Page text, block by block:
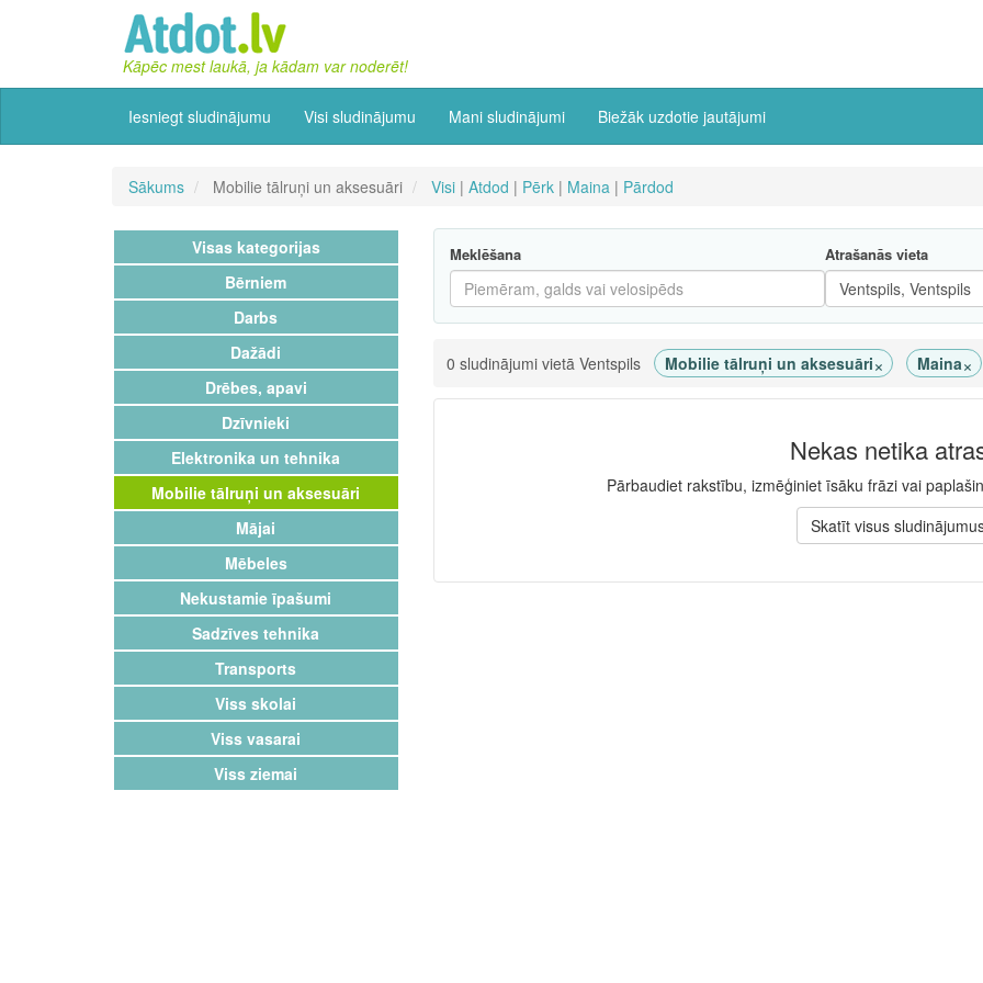
Kāpēc mest laukā, ja kādam var noderēt!
Iesniegt sludinājumu Visi sludinājumu Mani sludinājumi Biežāk uzdotie jautājumi
Sākums Mobilie tālruņi un aksesuāri Visi | Atdod | Pērk | Maina | Pārdod
Visas kategorijas
Bērniem
Darbs
Dažādi
Drēbes, apavi
Dzīvnieki
Elektronika un tehnika
Mobilie tālruņi un aksesuāri
Mājai
Mēbeles
Nekustamie īpašumi
Sadzīves tehnika
Transports
Viss skolai
Viss vasarai
Viss ziemai
Meklēšana Atrašanās vieta
0 sludinājumi vietā Ventspils Mobilie tālruņi un aksesuāri× Maina×
Nekas netika
Pārbaudiet rakstību, izmēģiniet īsāku frāzi vai
Skatīt visus